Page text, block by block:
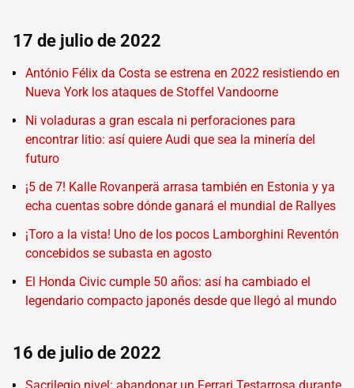
17 de julio de 2022
António Félix da Costa se estrena en 2022 resistiendo en
Nueva York los ataques de Stoffel Vandoorne
Ni voladuras a gran escala ni perforaciones para
encontrar litio: así quiere Audi que sea la minería del
futuro
¡5 de 7! Kalle Rovanperä arrasa también en Estonia y ya
echa cuentas sobre dónde ganará el mundial de Rallyes
¡Toro a la vista! Uno de los pocos Lamborghini Reventón
concebidos se subasta en agosto
El Honda Civic cumple 50 años: así ha cambiado el
legendario compacto japonés desde que llegó al mundo
16 de julio de 2022